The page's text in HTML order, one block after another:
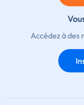
Accédez à des